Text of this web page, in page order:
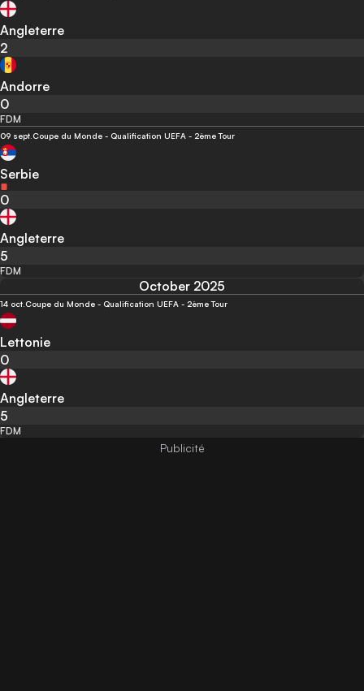
Angleterre
2
Andorre
0
FDM
09 sept. Coupe du Monde - Qualification UEFA - 2ème Tour
Serbie
0
Angleterre
5
FDM
October 2025
14 oct. Coupe du Monde - Qualification UEFA - 2ème Tour
Lettonie
0
Angleterre
5
FDM